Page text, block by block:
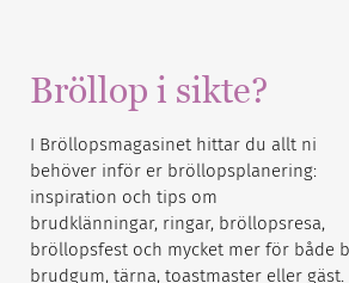
Bröllop i sikte?
I Bröllopsmagasinet hittar du allt ni
behöver inför er bröllopsplanering:
inspiration och tips om
brudklänningar, ringar, bröllopsresa,
bröllopsfest och mycket mer för både
brudgum, tärna, toastmaster eller gäst.